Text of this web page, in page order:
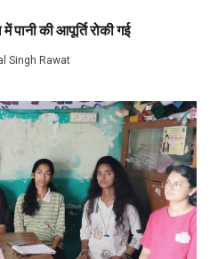
पानी की आपूर्ति रोकी गई
Singh Rawat